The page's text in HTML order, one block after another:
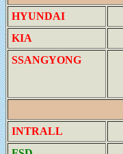
HYUNDAI
KIA
SSANGYONG
INTRALL